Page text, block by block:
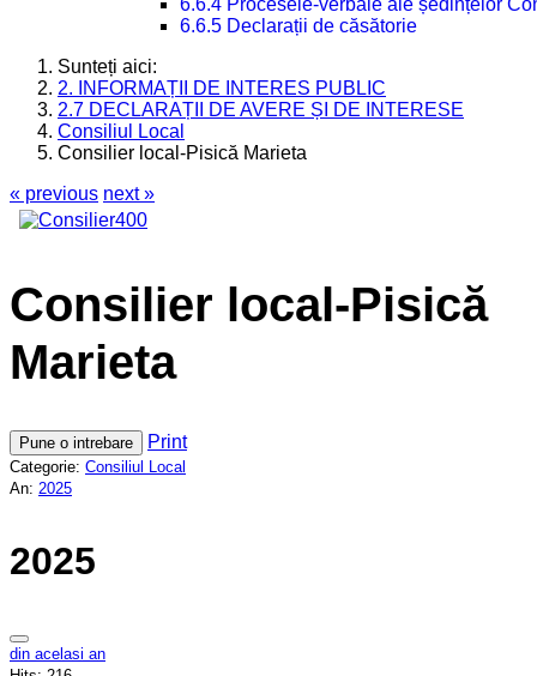
6.6.4 Procesele-verbale ale ședințelor
6.6.5 Declarații de căsătorie
Sunteți aici:
2. INFORMAȚII DE INTERES PUBLIC
2.7 DECLARAȚII DE AVERE ȘI DE INTERESE
Consiliul Local
Consilier local-Pisică Marieta
« previous next »
Consilier local-Pisică
Marieta
Pune o intrebare Print
Categorie: Consiliul Local
An: 2025
2025
din acelasi an